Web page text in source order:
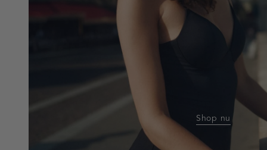
Shop nu